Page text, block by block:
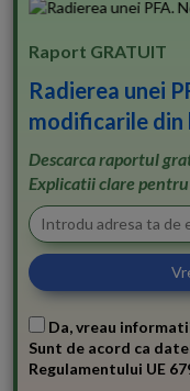
Raport GRATUIT
Radierea unei
modificarile din
Descarca raportul
Explicatii clare
Da, vreau
Sunt de acord ca
Regulamentului UE